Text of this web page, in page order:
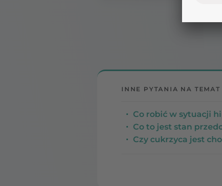
INNE PYTANIA NA TEMAT
Co robić w sytuacji
Co to jest stan
Czy cukrzyca jest